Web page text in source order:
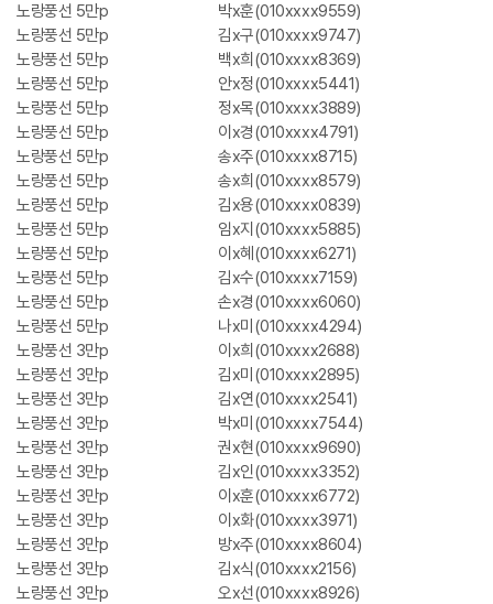
노랑풍선 5만p
박x훈(010xxxx9559)
노랑풍선 5만p
김x구(010xxxx9747)
노랑풍선 5만p
백x희(010xxxx8369)
노랑풍선 5만p
안x정(010xxxx5441)
노랑풍선 5만p
정x목(010xxxx3889)
노랑풍선 5만p
이x경(010xxxx4791)
노랑풍선 5만p
송x주(010xxxx8715)
노랑풍선 5만p
송x희(010xxxx8579)
노랑풍선 5만p
김x용(010xxxx0839)
노랑풍선 5만p
임x지(010xxxx5885)
노랑풍선 5만p
이x혜(010xxxx6271)
노랑풍선 5만p
김x수(010xxxx7159)
노랑풍선 5만p
손x경(010xxxx6060)
노랑풍선 5만p
나x미(010xxxx4294)
노랑풍선 3만p
이x희(010xxxx2688)
노랑풍선 3만p
김x미(010xxxx2895)
노랑풍선 3만p
김x연(010xxxx2541)
노랑풍선 3만p
박x미(010xxxx7544)
노랑풍선 3만p
권x현(010xxxx9690)
노랑풍선 3만p
김x인(010xxxx3352)
노랑풍선 3만p
이x훈(010xxxx6772)
노랑풍선 3만p
이x화(010xxxx3971)
노랑풍선 3만p
방x주(010xxxx8604)
노랑풍선 3만p
김x식(010xxxx2156)
노랑풍선 3만p
오x선(010xxxx8926)